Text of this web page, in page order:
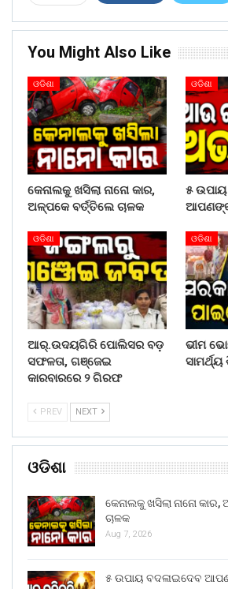
You Might Also Like
ଓଡିଶା
କେନାଲକୁ ଖସିଲା ନାନୋ କାର,
ଅଳ୍ପକେ ବର୍ତ୍ତିଲେ ଚାଳକ
ଓଡିଶା
୫
ଓଡିଶା
ଆର୍.ଉଦୟଗିରି ପୋଲିସର ବଡ଼
ସଫଳତା, ଗଞ୍ଜେଇ
କାରବାରରେ ୨ ଗିରଫ
ଓଡିଶା
ଭୀମ
PREV NEXT
ଓଡିଶା
କେନାଲକୁ ଖସିଲା ନାନୋ
ଚାଳକ
Aug 7, 2026
୫ ଉପାୟ ବଦଳାଇଦେବ